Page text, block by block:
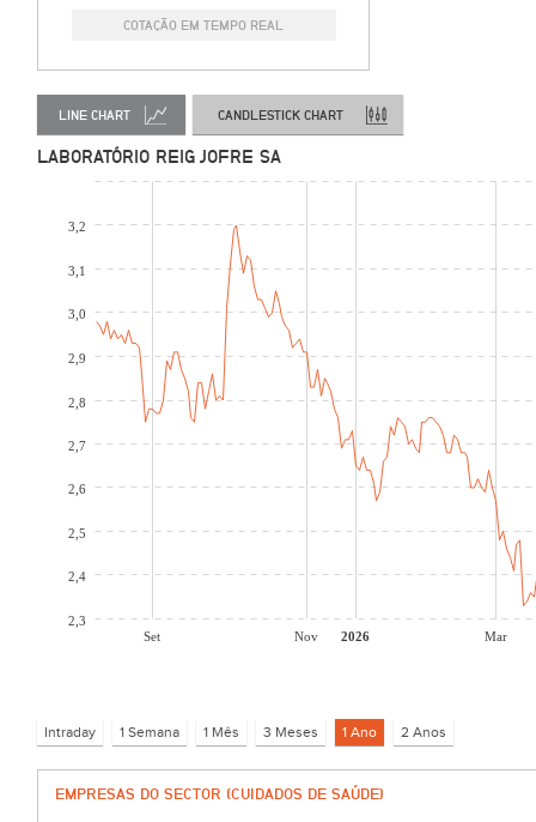
COTAÇÃO EM TEMPO REAL
LINE CHART CANDLESTICK CHART
LABORATÓRIO REIG JOFRE SA
Set Nov 2026 Mar
2,3
2,4
2,5
2,6
2,7
2,8
2,9
3,0
3,1
3,2
EMPRESAS DO SECTOR (CUIDADOS DE SAÚDE)